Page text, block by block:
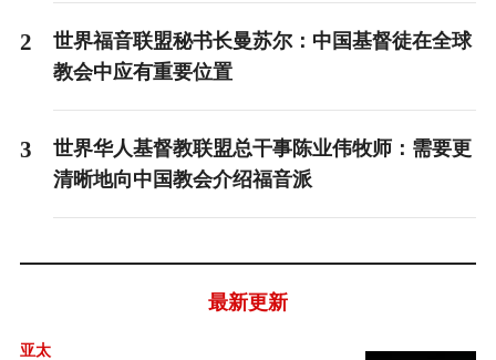
2
世界福音联盟秘书长曼苏尔：中国基督徒在全球
教会中应有重要位置
3
世界华人基督教联盟总干事陈业伟牧师：需要更
清晰地向中国教会介绍福音派
最新更新
亚太